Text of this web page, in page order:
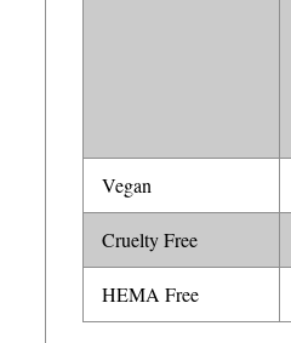
Vegan
Cruelty Free
HEMA Free